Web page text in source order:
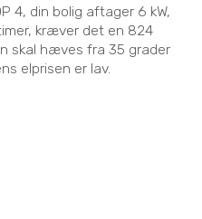
4, din bolig aftager 6 kW,
kræver det en 824
skal hæves fra 35 grader
elprisen er lav.